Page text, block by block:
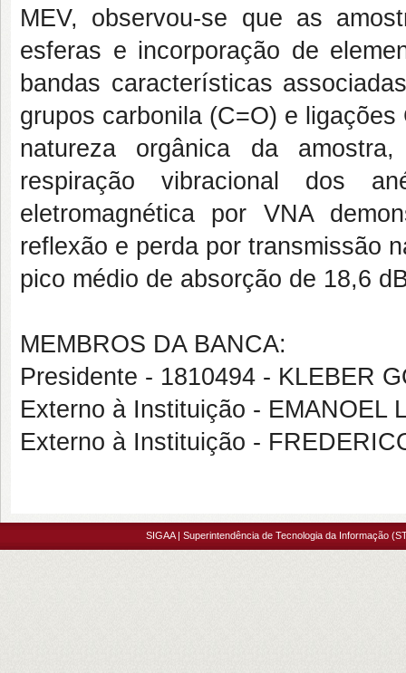
MEV, observou-se que as
esferas e incorporação de
bandas características
grupos carbonila (C=O) e
natureza orgânica da
respiração vibracional dos
eletromagnética por VNA
reflexão e perda por transmissão
pico médio de absorção de 18,6
MEMBROS DA BANCA:
Presidente - 1810494 - KLEBER
Externo à Instituição - EMANOEL
Externo à Instituição -
SIGAA | Superintendência de Tecnologia da Informação